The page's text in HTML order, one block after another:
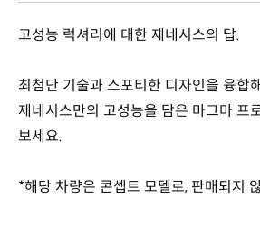
고성능 럭셔리에 대한 제네시스의 답.
최첨단 기술과 스포티한 디자인을 융합해
제네시스만의 고성능을 담은 마그마 프
보세요.
*해당 차량은 콘셉트 모델로, 판매되지